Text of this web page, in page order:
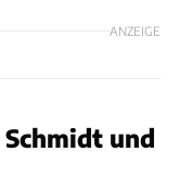
ANZEIGE
und